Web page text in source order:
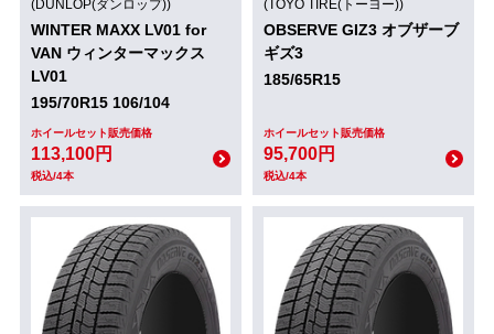
(DUNLOP(ダンロップ))
WINTER MAXX LV01 for
VAN ウィンターマックス
LV01
195/70R15 106/104
ホイールセット販売価格
113,100円
税込/4本
(TOYO TIRE(トーヨー))
OBSERVE GIZ3 オブザーブ
ギズ3
185/65R15
ホイールセット販売価格
95,700円
税込/4本